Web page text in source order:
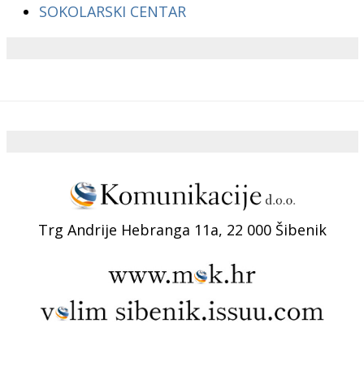
SOKOLARSKI CENTAR
Trg Andrije Hebranga 11a, 22 000 Šibenik